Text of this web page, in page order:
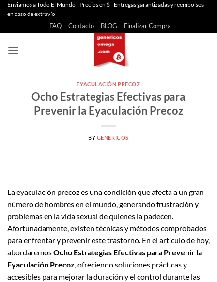
Saltar
Enviamos a Todo El Mundo - Precios en $ - Entregas garantizadas y reembolsos
en caso de extravío
FAQ Contacto BLOG Finalizar Compra
EYACULACIÓN PRECOZ
Ocho Estrategias Efectivas para
Prevenir la Eyaculación Precoz
BY GENERICOS
La eyaculación precoz es una condición que afecta a un gran
número de hombres en el mundo, generando frustración y
problemas en la vida sexual de quienes la padecen.
Afortunadamente, existen técnicas y métodos comprobados
para enfrentar y prevenir este trastorno. En el artículo de hoy,
abordaremosOcho Estrategias Efectivas para Prevenir la
Eyaculación Precoz, ofreciendo soluciones prácticas y
accesibles para mejorar la duración y el control durante las